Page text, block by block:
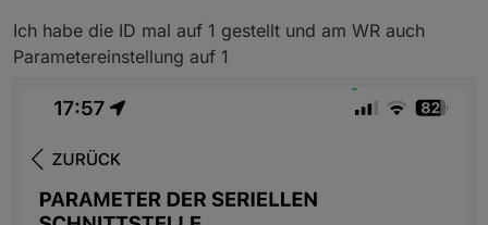
Ich habe die ID mal auf 1 gestellt und am WR auch
Parametereinstellung auf 1